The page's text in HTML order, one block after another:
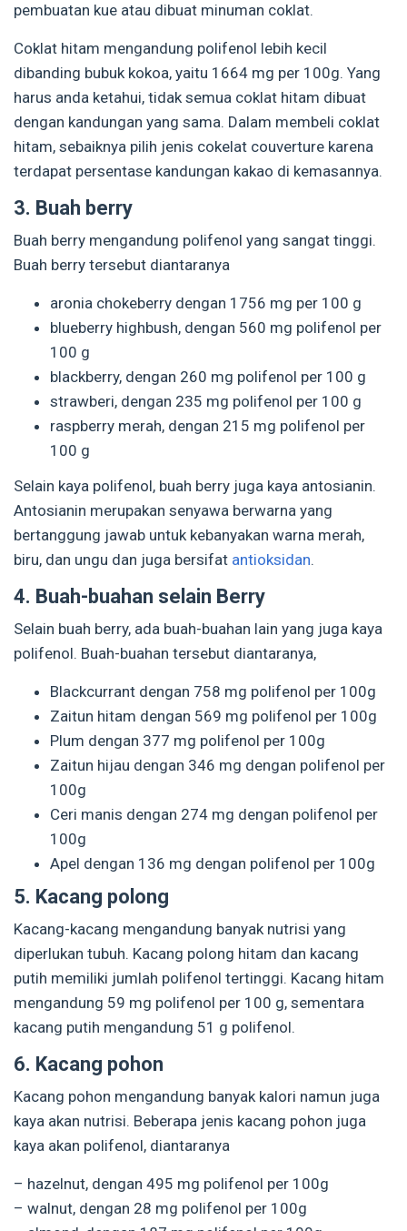
pembuatan kue atau dibuat minuman coklat.
Coklat hitam mengandung polifenol lebih kecil
dibanding bubuk kokoa, yaitu 1664 mg per 100g. Yang
harus anda ketahui, tidak semua coklat hitam dibuat
dengan kandungan yang sama. Dalam membeli coklat
hitam, sebaiknya pilih jenis cokelat couverture karena
terdapat persentase kandungan kakao di kemasannya.
3. Buah berry
Buah berry mengandung polifenol yang sangat tinggi.
Buah berry tersebut diantaranya
aronia chokeberry dengan 1756 mg per 100 g
blueberry highbush, dengan 560 mg polifenol per
100 g
blackberry, dengan 260 mg polifenol per 100 g
strawberi, dengan 235 mg polifenol per 100 g
raspberry merah, dengan 215 mg polifenol per
100 g
Selain kaya polifenol, buah berry juga kaya antosianin.
Antosianin merupakan senyawa berwarna yang
bertanggung jawab untuk kebanyakan warna merah,
biru, dan ungu dan juga bersifat antioksidan.
4. Buah-buahan selain Berry
Selain buah berry, ada buah-buahan lain yang juga kaya
polifenol. Buah-buahan tersebut diantaranya,
Blackcurrant dengan 758 mg polifenol per 100g
Zaitun hitam dengan 569 mg polifenol per 100g
Plum dengan 377 mg polifenol per 100g
Zaitun hijau dengan 346 mg dengan polifenol per
100g
Ceri manis dengan 274 mg dengan polifenol per
100g
Apel dengan 136 mg dengan polifenol per 100g
5. Kacang polong
Kacang-kacang mengandung banyak nutrisi yang
diperlukan tubuh. Kacang polong hitam dan kacang
putih memiliki jumlah polifenol tertinggi. Kacang hitam
mengandung 59 mg polifenol per 100 g, sementara
kacang putih mengandung 51 g polifenol.
6. Kacang pohon
Kacang pohon mengandung banyak kalori namun juga
kaya akan nutrisi. Beberapa jenis kacang pohon juga
kaya akan polifenol, diantaranya
– hazelnut, dengan 495 mg polifenol per 100g
– walnut, dengan 28 mg polifenol per 100g